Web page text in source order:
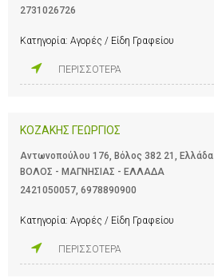
2731026726
Κατηγορία: Αγορές / Είδη Γραφείου
ΠΕΡΙΣΣΟΤΕΡΑ
ΚΟΖΑΚΗΣ ΓΕΩΡΓΙΟΣ
Αντωνοπούλου 176, Βόλος 382 21, Ελλάδα
ΒΟΛΟΣ - ΜΑΓΝΗΣΙΑΣ - ΕΛΛΑΔΑ
2421050057 6978890900
Κατηγορία: Αγορές / Είδη Γραφείου
ΠΕΡΙΣΣΟΤΕΡΑ